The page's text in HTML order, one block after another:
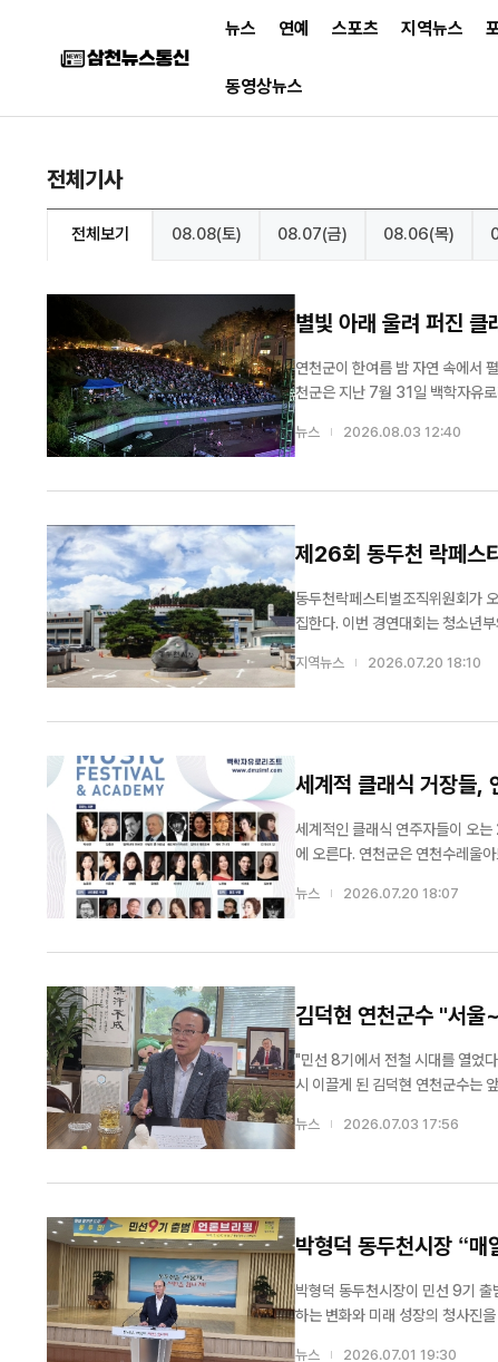
뉴스 연예 스포츠 지역뉴스
동영상뉴스
전체기사
전체보기 08.08(토) 08.07(금) 08.06(목)
별빛 아래 울려 퍼진
연천군이 한여름 밤 자연 속에서
천군은 지난 7월 31일 백학자유
밤에'가 약 1,400명의 관객이 참석한 가운데 성공적
'연천 구석구석 문화콘서트'의 대
뉴스 2026.08.03 12:40
제26회 동두천 락페스
동두천락페스티벌조직위원회가
집한다. 이번 경연대회는 청소년
대상으로 하며 일반부 70팀, 청소년부 30팀 등 모
련 서류를 이메일로 제출하면 된다
지역뉴스 2026.07.20 18:10
세계적 클래식 거장들,
세계적인 클래식 연주자들이 오
에 오른다. 연천군은 연천수레울
연과 국제콩쿠르, 마스터클래스를
뉴스 2026.07.20 18:07
김덕현 연천군수 "서울
"민선 8기에서 전철 시대를 열었다면 민선
시 이끌게 된 김덕현 연천군수는
지리적 여건을 더 이상 한계가 아
뉴스 2026.07.03 17:56
박형덕 동두천시장 “매
박형덕 동두천시장이 민선 9기 출
하는 변화와 미래 성장의 청사진을 밝혔다. 동두천시는 1일 시청 대회의실에서 민선 9기 첫 언론
간 추진할 시정 운영 방향과 핵심
뉴스 2026.07.01 19:30
동두천시장,
련 보도… “사실과 전혀 달라 깊은
유감”